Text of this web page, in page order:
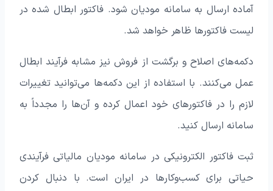
آماده ارسال به سامانه مودیان شود. فاکتور ابطال شده در
لیست فاکتورها ظاهر خواهد شد.
دکمه‌های اصلاح و برگشت از فروش نیز مشابه فرآیند ابطال
عمل می‌کنند. با استفاده از این دکمه‌ها می‌توانید تغییرات
لازم را در فاکتورهای خود اعمال کرده و آن‌ها را مجدداً به
سامانه ارسال کنید.
ثبت فاکتور الکترونیکی در سامانه مودیان مالیاتی فرآیندی
حیاتی برای کسب‌وکارها در ایران است. با دنبال کردن